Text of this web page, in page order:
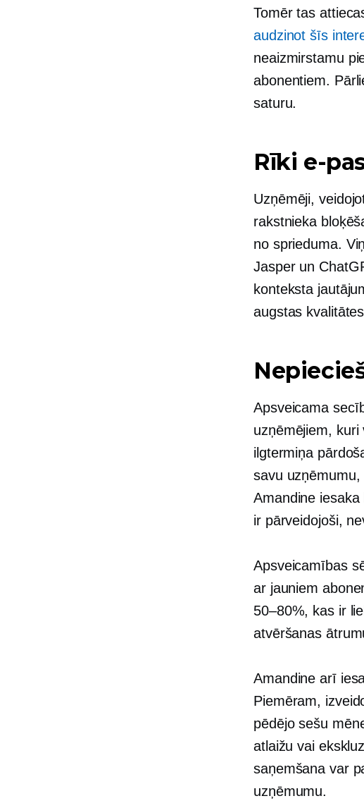
Tomēr tas
audzinot šīs
neaizmirstamu
abonentiem.
saturu.
Rīki e-
Uzņēmēji,
rakstnieka
no sprieduma.
Jasper un
konteksta
augstas kvalitātes
Apsveicama
uzņēmējiem,
ilgtermiņa
savu
Amandine
ir pārveidojoši,
Apsveicamības
ar jauniem
50–80%, kas ir
atvēršanas
Amandine arī
Piemēram,
pēdējo sešu
atlaižu vai
saņemšana var
uzņēmumu.